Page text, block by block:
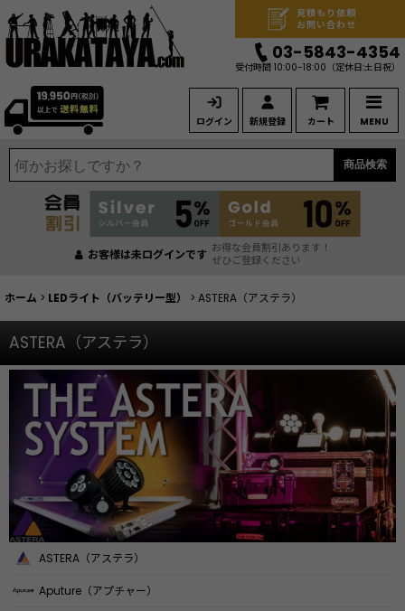
ログイン 新規登録 カート MENU
見積もり依頼
お問い合わせ
03-5843-4354
受付時間 10:00-18:00 （定休日:土日祝）
商品検索
お客様は未ログインです お得な会員割引あります！
ぜひご登録ください
ホーム > LEDライト（バッテリー型） > ASTERA（アステラ）
ASTERA（アステラ）
ASTERA（アステラ）
Aputure（アプチャー）